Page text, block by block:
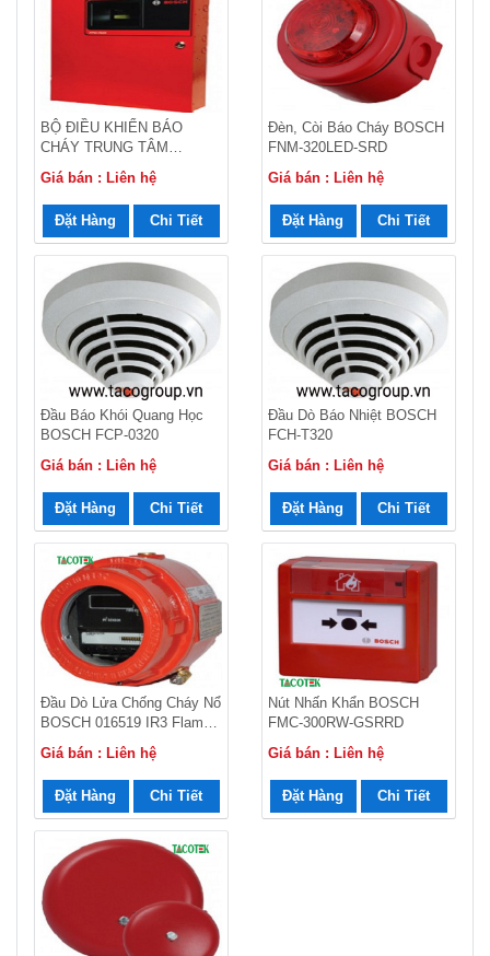
BỘ ĐIỀU KHIỂN BÁO
CHÁY TRUNG TÂM
BOSCH FPD-702
Giá bán : Liên hệ
Đặt Hàng Chi Tiết
Đèn, Còi Báo Cháy BOSCH
FNM-320LED-SRD
Giá bán : Liên hệ
Đặt Hàng Chi Tiết
Đầu Báo Khói Quang Học
BOSCH FCP‑0320
Giá bán : Liên hệ
Đặt Hàng Chi Tiết
Đầu Dò Báo Nhiệt BOSCH
FCH‑T320
Giá bán : Liên hệ
Đặt Hàng Chi Tiết
Đầu Dò Lửa Chống Cháy Nổ
BOSCH 016519 IR3 Flame
Giá bán : Liên hệ
Đặt Hàng Chi Tiết
Nút Nhấn Khẩn BOSCH
FMC-300RW-GSRRD
Giá bán : Liên hệ
Đặt Hàng Chi Tiết